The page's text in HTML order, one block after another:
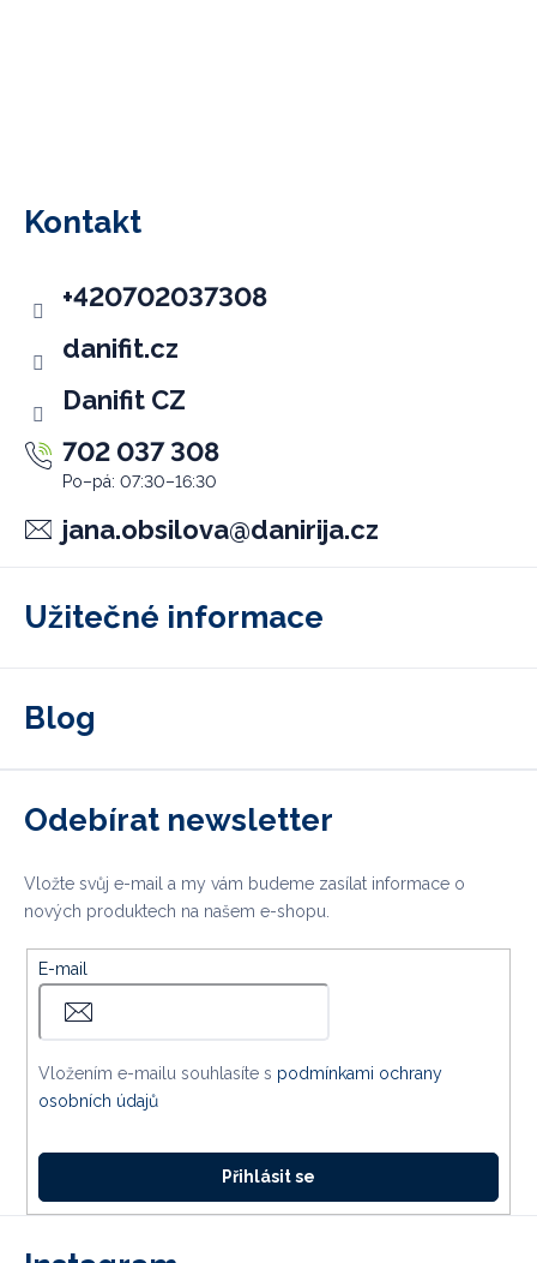
Kontakt
jana.obsilova@danirija.cz
702 037 308
Danifit CZ
danifit.cz
+420702037308
Užitečné informace
Blog
Odebírat newsletter
Vložte svůj e-mail a my vám budeme zasílat informace o
nových produktech na našem e-shopu.
E-mail
Vložením e-mailu souhlasíte s podmínkami ochrany
osobních údajů
Přihlásit se